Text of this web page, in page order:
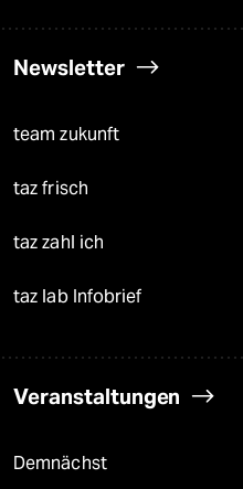
Newsletter
team zukunft
taz frisch
taz zahl ich
taz lab Infobrief
Veranstaltungen
Demnächst